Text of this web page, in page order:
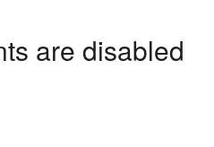
are disabled